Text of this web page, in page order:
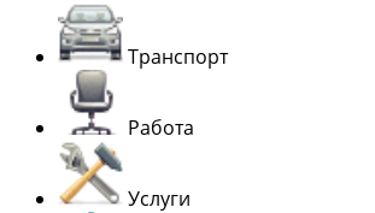
Транспорт
Работа
Услуги